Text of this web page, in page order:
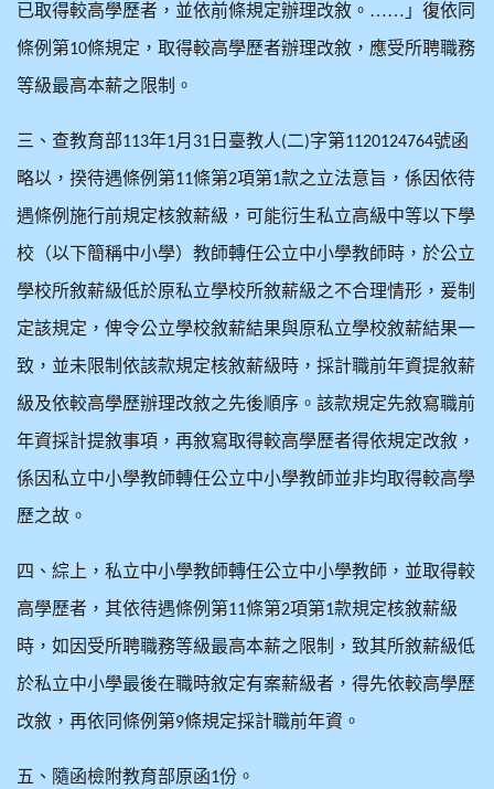
已取得較高學歷者，並依前條規定辦理改敘。……」復依同
條例第10條規定，取得較高學歷者辦理改敘，應受所聘職務
等級最高本薪之限制。
三、查教育部113年1月 31 日臺教人(二)字第1120124764號函
略以，揆待遇條例第11條第2項第1款之立法意旨，係因依待
遇條例施行前規定核敘薪級，可能衍生私立高級中等以下學
校（以下簡稱中小學）教師轉任公立中小學教師時，於公立
學校所敘薪級低於原私立學校所敘薪級之不合理情形，爰制
定該規定，俾令公立學校敘薪結果與原私立學校敘薪結果一
致，並未限制依該款規定核敘薪級時，採計職前年資提敘薪
級及依較高學歷辦理改敘之先後順序。該款規定先敘寫職前
年資採計提敘事項，再敘寫取得較高學歷者得依規定改敘，
係因私立中小學教師轉任公立中小學教師並非均取得較高學
歷之故。
四、綜上，私立中小學教師轉任公立中小學教師，並取得較
高學歷者，其依待遇條例第11條第2項第1款規定核敘薪級
時，如因受所聘職務等級最高本薪之限制，致其所敘薪級低
於私立中小學最後在職時敘定有案薪級者，得先依較高學歷
改敘，再依同條例第9條規定採計職前年資。
五、隨函檢附教育部原函1份。